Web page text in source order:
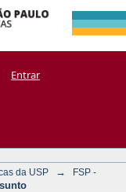
Entrar
da USP →
FSP -